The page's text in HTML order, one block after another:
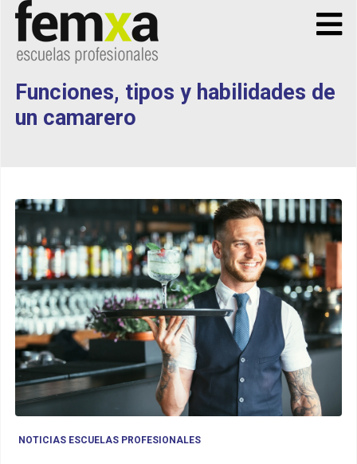
Funciones, tipos y habilidades de
un camarero
NOTICIAS ESCUELAS PROFESIONALES